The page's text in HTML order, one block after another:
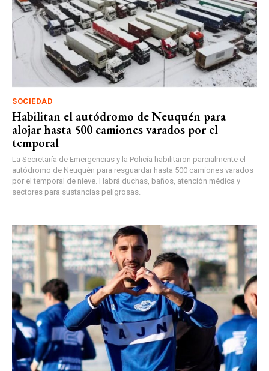
SOCIEDAD
Habilitan el autódromo de Neuquén para
alojar hasta 500 camiones varados por el
temporal
La Secretaría de Emergencias y la Policía habilitaron parcialmente el
autódromo de Neuquén para resguardar hasta 500 camiones varados
por el temporal de nieve. Habrá duchas, baños, atención médica y
sectores para sustancias peligrosas.